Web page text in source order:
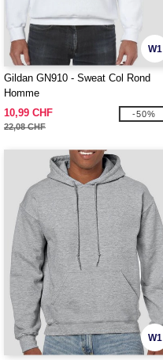
W1
Gildan GN910 - Sweat Col Rond
Homme
10,99 CHF
22,08 CHF
-50%
W1